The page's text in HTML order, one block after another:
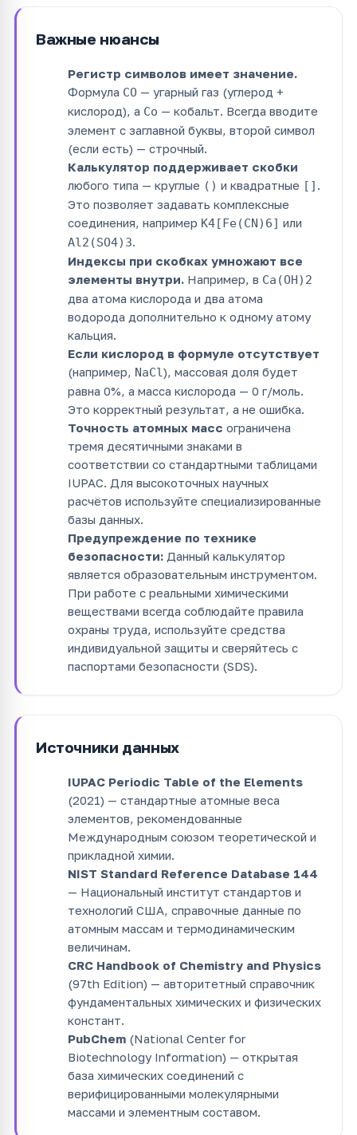
Важные нюансы
Регистр символов имеет значение.
Формула CO — угарный газ (углерод +
кислород), а Co — кобальт. Всегда вводите
элемент с заглавной буквы, второй символ
(если есть) — строчный.
Калькулятор поддерживает скобки
любого типа — круглые () и квадратные [] .
Это позволяет задавать комплексные
соединения, например K4[Fe(CN)6] или
Al2(SO4)3.
Индексы при скобках умножают все
элементы внутри. Например, в Ca(OH)2
два атома кислорода и два атома
водорода дополнительно к одному атому
кальция.
Если кислород в формуле отсутствует
(например, NaCl), массовая доля будет
равна 0%, а масса кислорода — 0 г/моль.
Это корректный результат, а не ошибка.
Точность атомных масс ограничена
тремя десятичными знаками в
соответствии со стандартными таблицами
IUPAC. Для высокоточных научных
расчётов используйте специализированные
базы данных.
Предупреждение по технике
безопасности: Данный калькулятор
является образовательным инструментом.
При работе с реальными химическими
веществами всегда соблюдайте правила
охраны труда, используйте средства
индивидуальной защиты и сверяйтесь с
паспортами безопасности (SDS).
Источники данных
IUPAC Periodic Table of the Elements
(2021) — стандартные атомные веса
элементов, рекомендованные
Международным союзом теоретической и
прикладной химии.
NIST Standard Reference Database 144
— Национальный институт стандартов и
технологий США, справочные данные по
атомным массам и термодинамическим
величинам.
CRC Handbook of Chemistry and Physics
(97th Edition) — авторитетный справочник
фундаментальных химических и физических
констант.
PubChem (National Center for
Biotechnology Information) — открытая
база химических соединений с
верифицированными молекулярными
массами и элементным составом.